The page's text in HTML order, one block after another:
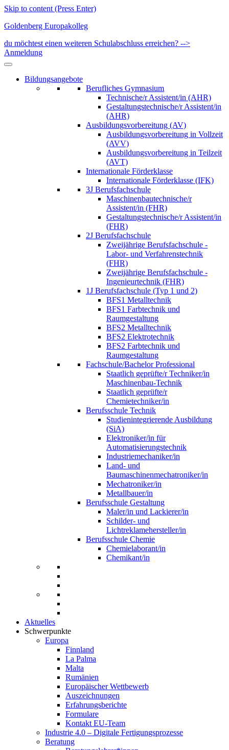
Skip to content (Press Enter)
Goldenberg Europakolleg
du möchtest einen weiteren Schulabschluss erreichen? -->
Anmeldung
Bildungsangebote
Berufliches Gymnasium
Technische/r Assistent/in (AHR)
Gestaltungstechnische/r Assistent/in
(AHR)
Ausbildungsvorbereitung (AV)
Ausbildungsvorbereitung in Vollzeit
(AVV)
Ausbildungsvorbereitung in Teilzeit
(AVT)
Internationale Förderklasse
Internationale Förderklasse (IFK)
3J Berufsfachschule
Maschinenbautechnische/r
Assistent/in (FHR)
Gestaltungstechnische/r Assistent/in
(FHR)
2J Berufsfachschule
Zweijährige Berufsfachschule -
Labor- und Verfahrenstechnik
(FHR)
Zweijährige Berufsfachschule -
Ingenieurtechnik (FHR)
1J Berufsfachschule (Typ 1 und 2)
BFS1 Metalltechnik
BFS1 Farbtechnik und
Raumgestaltung
BFS2 Metalltechnik
BFS2 Elektrotechnik
BFS2 Farbtechnik und
Raumgestaltung
Fachschule/Bachelor Professional
Staatlich geprüfte/r Techniker/in
Maschinenbau-Technik
Staatlich geprüfte/r
Chemietechniker/in
Berufsschule Technik
Studienintegrierende Ausbildung
(SiA)
Elektroniker/in für
Automatisierungstechnik
Industriemechaniker/in
Land- und
Baumaschinenmechatroniker/in
Mechatroniker/in
Metallbauer/in
Berufsschule Gestaltung
Maler/in und Lackierer/in
Schilder- und
Lichtreklamehersteller/in
Berufsschule Chemie
Chemielaborant/in
Chemikant/in
Aktuelles
Schwerpunkte
Europa
Finnland
La Palma
Malta
Rumänien
Europäischer Wettbewerb
Auszeichnungen
Erfahrungsberichte
Formulare
Kontakt EU-Team
Industrie 4.0 – Digitale Fertigungsprozesse
Beratung